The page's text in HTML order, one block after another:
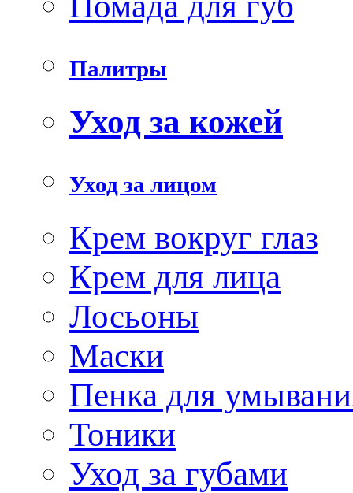
Палитры
Уход за кожей
Уход за лицом
Крем вокруг глаз
Крем для лица
Лосьоны
Маски
Пенка для
Тоники
Уход за губами